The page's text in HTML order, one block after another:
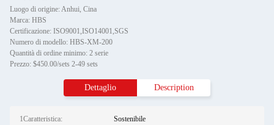
Luogo di origine: Anhui, Cina
Marca: HBS
Certificazione: ISO9001,ISO14001,SGS
Numero di modello: HBS-XM-200
Quantità di ordine minimo: 2 serie
Prezzo: $450.00/sets 2-49 sets
Dettaglio Description
1Caratteristica: Sostenibile